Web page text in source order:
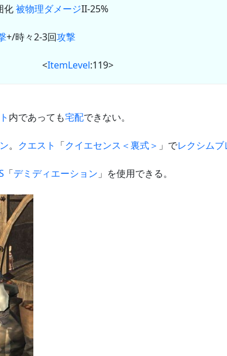
化被物理ダメージII-25%
+/時々2-3回攻撃
ItemLevel:119>
内であっても宅配できない。
。 クエスト 「クイエセンス＜裏式＞ 」でレクシムブ
「デミディエーション 」を使用できる。